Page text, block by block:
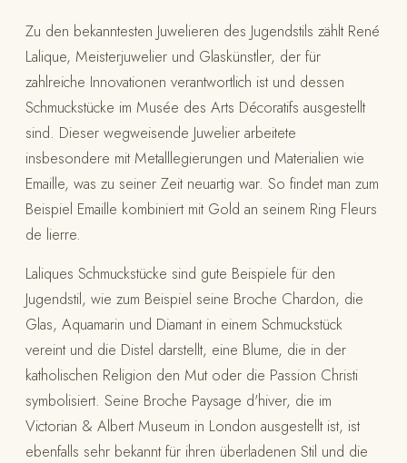
Zu den bekanntesten Juwelieren des Jugendstils zählt René
Lalique, Meisterjuwelier und Glaskünstler, der für
zahlreiche Innovationen verantwortlich ist und dessen
Schmuckstücke im Musée des Arts Décoratifs ausgestellt
sind. Dieser wegweisende Juwelier arbeitete
insbesondere mit Metalllegierungen und Materialien wie
Emaille, was zu seiner Zeit neuartig war. So findet man zum
Beispiel Emaille kombiniert mit Gold an seinem Ring Fleurs
de lierre.
Laliques Schmuckstücke sind gute Beispiele für den
Jugendstil, wie zum Beispiel seine Broche Chardon, die
Glas, Aquamarin und Diamant in einem Schmuckstück
vereint und die Distel darstellt, eine Blume, die in der
katholischen Religion den Mut oder die Passion Christi
symbolisiert. Seine Broche Paysage d'hiver, die im
Victorian & Albert Museum in London ausgestellt ist, ist
ebenfalls sehr bekannt für ihren überladenen Stil und die